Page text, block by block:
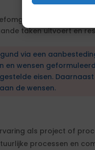
en
taken uitvoert en
via een
wensen
eisen.
de wensen.
als project of
processen en